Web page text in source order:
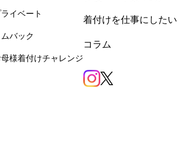
イベート
バック
様着付けチャレンジ
着付けを仕事にしたい
コラム